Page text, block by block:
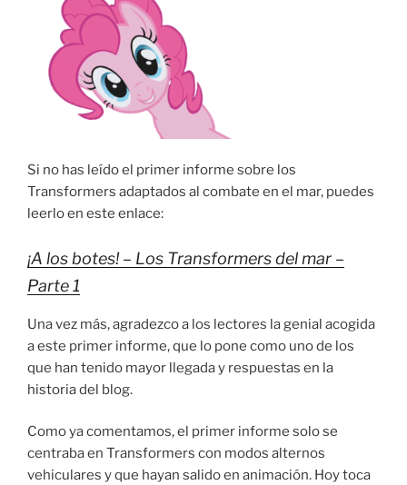
Si no has leído el primer informe sobre los
Transformers adaptados al combate en el mar, puedes
leerlo en este enlace:
¡A los botes! – Los Transformers del mar –
Parte 1
Una vez más, agradezco a los lectores la genial acogida
a este primer informe, que lo pone como uno de los
que han tenido mayor llegada y respuestas en la
historia del blog.
Como ya comentamos, el primer informe solo se
centraba en Transformers con modos alternos
vehiculares y que hayan salido en animación. Hoy toca